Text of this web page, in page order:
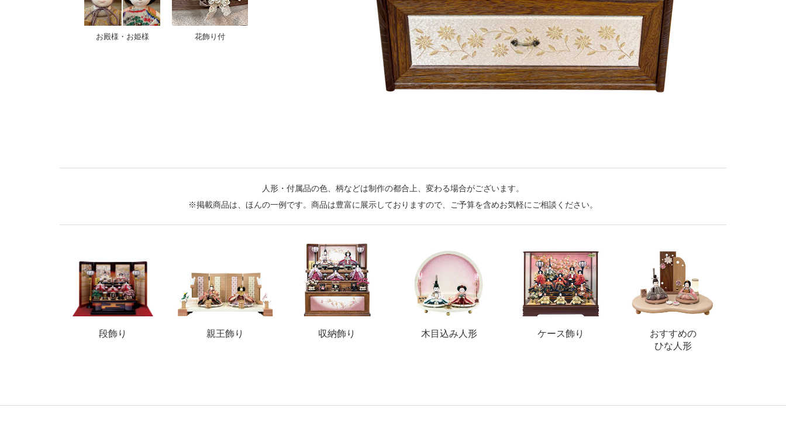
お殿様・お姫様 花飾り付
人形・付属品の色、柄などは制作の都合上、変わる場合がございます。
※掲載商品は、ほんの一例です。商品は豊富に展示しておりますので、ご予算を含めお気軽にご相談ください。
段飾り 親王飾り 収納飾り 木目込み人形 ケース飾り
おすすめの
ひな人形